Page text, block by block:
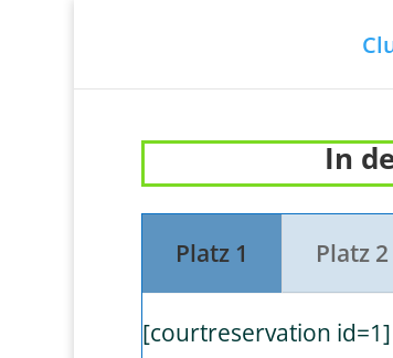
In
Platz 1 Platz 2
[courtreservation id=1]